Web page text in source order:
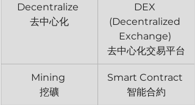
​Decentralize
去中心化
DEX
(Decentralized
Exchange)
去中心化交易平台
Mining
挖礦
Smart Contract
智能合約